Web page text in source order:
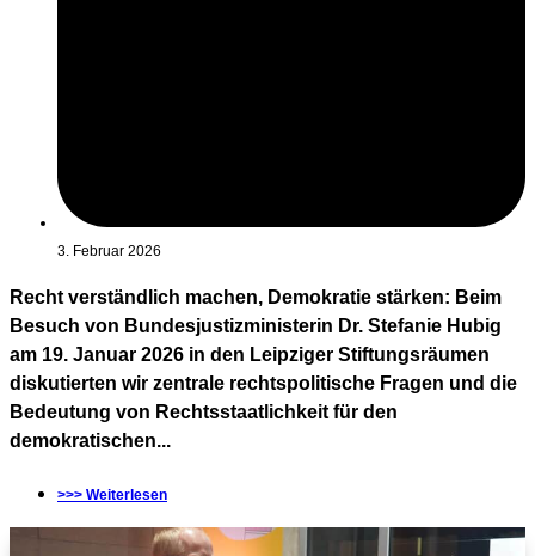
3. Februar 2026
Recht verständlich machen, Demokratie stärken: Beim
Besuch von Bundesjustizministerin Dr. Stefanie Hubig
am 19. Januar 2026 in den Leipziger Stiftungsräumen
diskutierten wir zentrale rechtspolitische Fragen und die
Bedeutung von Rechtsstaatlichkeit für den
demokratischen...
>>> Weiterlesen